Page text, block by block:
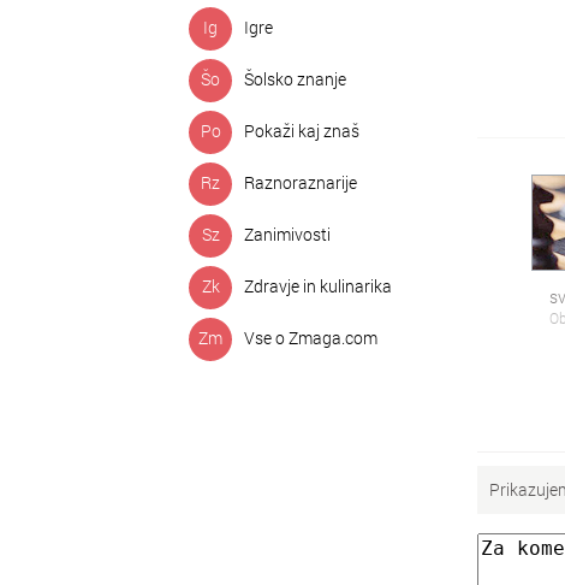
Ig Igre
Šo Šolsko znanje
Po Pokaži kaj znaš
Rz Raznoraznarije
Sz Zanimivosti
Zk Zdravje in kulinarika
Zm Vse o Zmaga.com